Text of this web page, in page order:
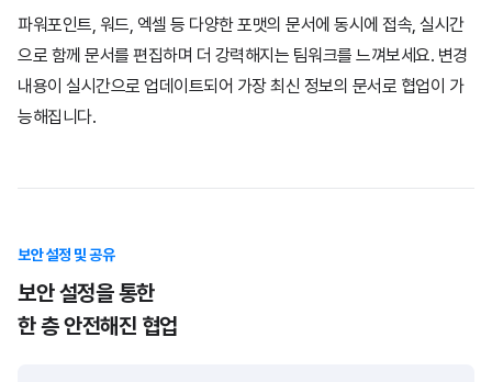
파워포인트, 워드, 엑셀 등 다양한 포맷의 문서에 동시에 접속, 실시간
으로 함께 문서를 편집하며 더 강력해지는 팀워크를 느껴보세요. 변경
내용이 실시간으로 업데이트되어 가장 최신 정보의 문서로 협업이 가
능해집니다.
보안 설정 및 공유
보안 설정을 통한
한 층 안전해진 협업